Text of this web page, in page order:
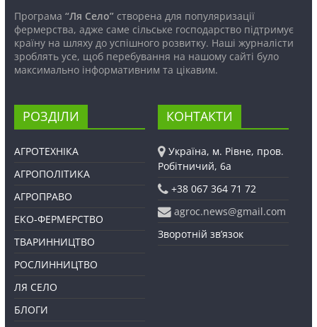
Програма “Ля Село”створена для популяризації
фермерства, адже саме сільське господарство підтримує
країну на шляху до успішного розвитку. Наші журналісти
зроблять усе, щоб перебування на нашому сайті було
максимально інформативним та цікавим.
РОЗДІЛИ
АГРОТЕХНІКА
АГРОПОЛІТИКА
АГРОПРАВО
ЕКО-ФЕРМЕРСТВО
ТВАРИННИЦТВО
РОСЛИННИЦТВО
ЛЯ СЕЛО
БЛОГИ
КОНТАКТИ
Україна, м. Рівне, пров.
Робітничий, 6а
+38 067 364 71 72
agroc.news@gmail.com
Зворотній зв’язок